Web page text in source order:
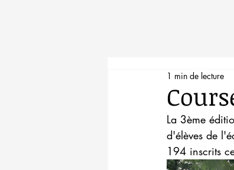
1 min de lecture
La 3ème
d'élèves de
194 inscrits